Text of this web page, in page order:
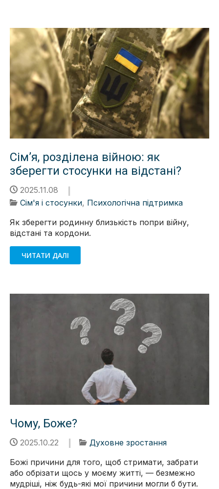
Сімʼя, розділена війною: як
зберегти стосунки на відстані?
2025.11.08
Сім'я і стосунки, Психологічна підтримка
Як зберегти родинну близькість попри війну,
відстані та кордони.
ЧИТАТИ ДАЛІ
Чому, Боже?
2025.10.22
Духовне зростання
Божі причини для того, щоб стримати, забрати
або обрізати щось у моєму житті, — безмежно
мудріші, ніж будь-які мої причини могли б бути.